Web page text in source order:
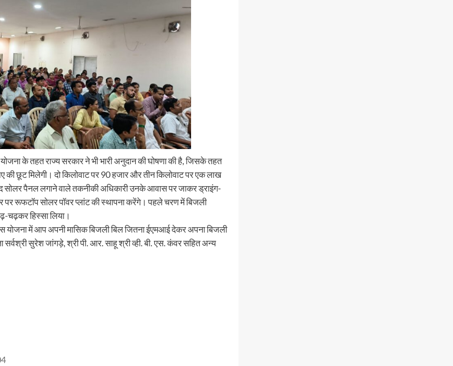
के तहत राज्य सरकार ने भी भारी अनुदान की घोषणा की है, जिसके तहत
की छूट मिलेगी। दो किलोवाट पर 90 हजार और तीन किलोवाट पर एक लाख
सोलर पैनल लगाने वाले तकनीकी अधिकारी उनके आवास पर जाकर ड्राइंग-
रूफटॉप सोलर पॉवर प्लांट की स्थापना करेंगे। पहले चरण में बिजली
चढ़कर हिस्सा लिया।
योजना में आप अपनी मासिक बिजली बिल जितना ईएमआई देकर अपना बिजली
सुरेश जांगड़े, श्री पी. आर. साहू श्री व्ही. बी. एस. कंवर सहित अन्य